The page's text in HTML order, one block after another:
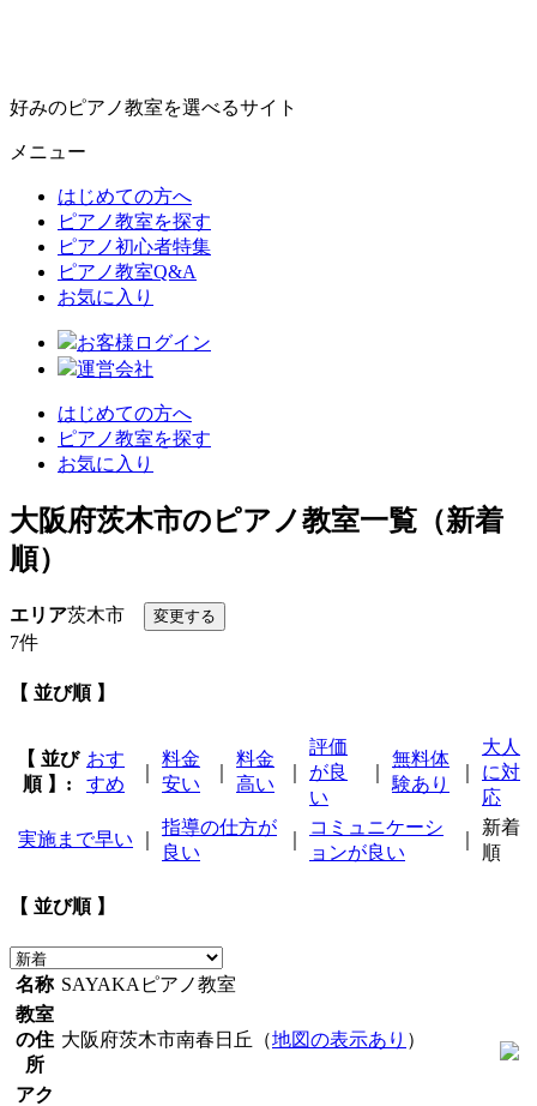
好みのピアノ教室を選べるサイト
メニュー
はじめての方へ
ピアノ教室を探す
ピアノ初心者特集
ピアノ教室Q&A
お気に入り
お客様ログイン
運営会社
はじめての方へ
ピアノ教室を探す
お気に入り
大阪府茨木市のピアノ教室一覧（新着
順）
エリア茨木市
7件
【 並び順 】
【 並び
順 】:
おす
すめ
料金
安い
料金
高い
評価
が良
い
無料体
験あり
大人
に対
応
実施まで早い
指導の仕方が
良い
コミュニケーシ
ョンが良い
新着
順
【 並び順 】
名称 SAYAKAピアノ教室
教室
の住
所
大阪府茨木市南春日丘（地図の表示あり ）
アク